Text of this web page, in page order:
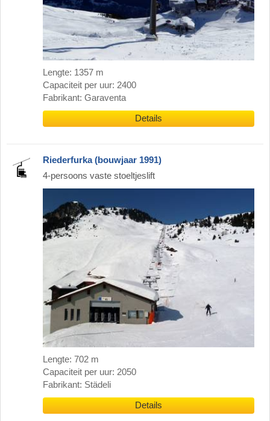
Lengte: 1357 m
Capaciteit per uur: 2400
Fabrikant: Garaventa
Details
Riederfurka (bouwjaar 1991)
4-persoons vaste stoeltjeslift
Lengte: 702 m
Capaciteit per uur: 2050
Fabrikant: Städeli
Details